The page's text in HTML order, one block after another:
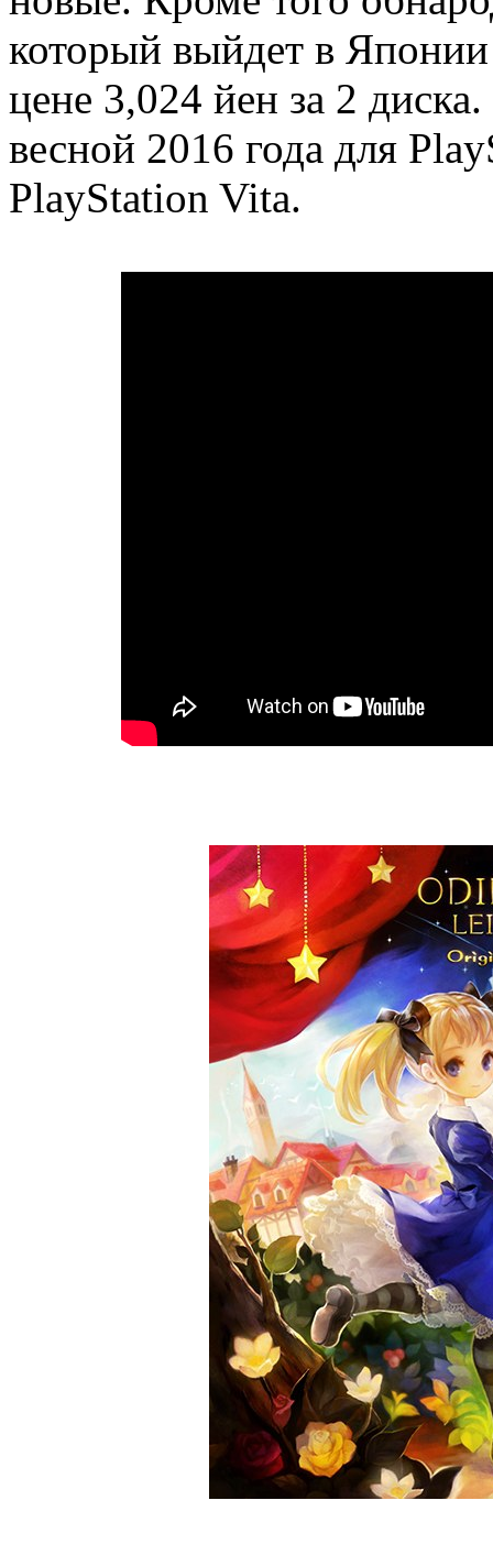
который выйдет в
цене 3,024 йен за 2
весной 2016 года для
PlayStation Vita.